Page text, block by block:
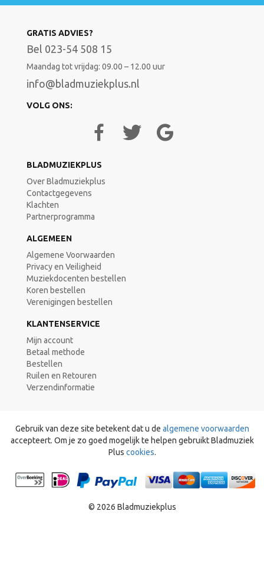
GRATIS ADVIES?
Bel 023-54 508 15
Maandag tot vrijdag: 09.00 – 12.00 uur
info@bladmuziekplus.nl
VOLG ONS:
BLADMUZIEKPLUS
Over Bladmuziekplus
Contactgegevens
Klachten
Partnerprogramma
ALGEMEEN
Algemene Voorwaarden
Privacy en Veiligheid
Muziekdocenten bestellen
Koren bestellen
Verenigingen bestellen
KLANTENSERVICE
Mijn account
Betaal methode
Bestellen
Ruilen en Retouren
Verzendinformatie
Gebruik van deze site betekent dat u de algemene voorwaarden
accepteert. Om je zo goed mogelijk te helpen gebruikt Bladmuziek
Plus cookies.
© 2026 Bladmuziekplus